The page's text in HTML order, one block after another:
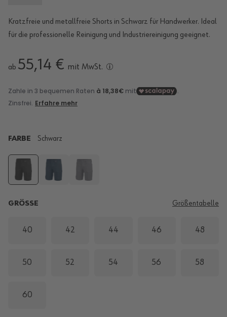
Kratzfreie und metallfreie Shorts in Schwarz für Handwerker. Ideal
für die professionelle Reinigung und Industriereinigung geeignet.
ab 55,14 € mit MwSt.
FARBE Schwarz
GRÖSSE Größentabelle
40 42 44 46 48
50 52 54 56 58
60